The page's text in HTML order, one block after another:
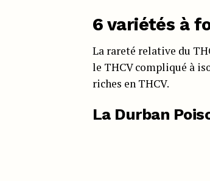
6 variétés à
La rareté relative du
le THCV compliqué à
riches en THCV.
La Durban